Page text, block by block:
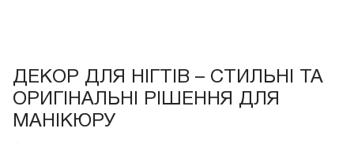
ДЕКОР ДЛЯ НІГТІВ – СТИЛЬНІ ТА
ОРИГІНАЛЬНІ РІШЕННЯ ДЛЯ
МАНІКЮРУ